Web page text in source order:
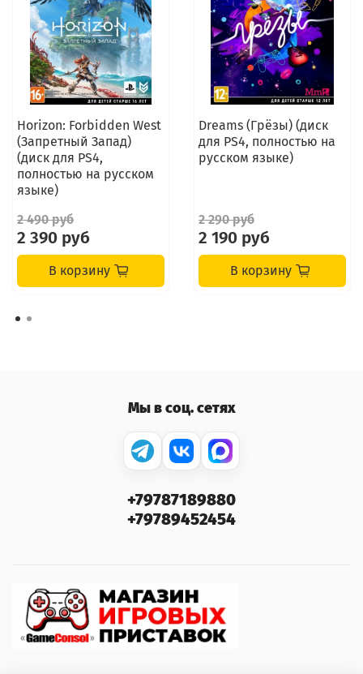
Horizon: Forbidden West
(Запретный Запад)
(диск для PS4,
полностью на русском
языке)
2 490 руб
2 390 руб
В корзину
Dreams (Грёзы) (диск
для PS4, полностью на
русском языке)
2 290 руб
2 190 руб
В корзину
Мы в соц. сетях
+79787189880
+79789452454